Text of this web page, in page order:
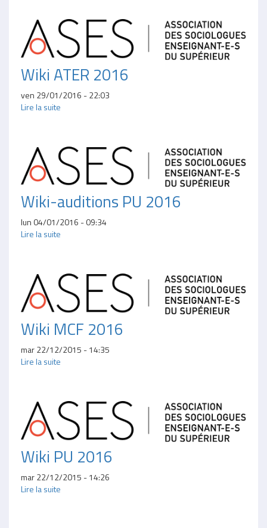
Wiki ATER 2016
ven 29/01/2016 - 22:03
Lire la suite
Wiki-auditions PU 2016
lun 04/01/2016 - 09:34
Lire la suite
Wiki MCF 2016
mar 22/12/2015 - 14:35
Lire la suite
Wiki PU 2016
mar 22/12/2015 - 14:26
Lire la suite